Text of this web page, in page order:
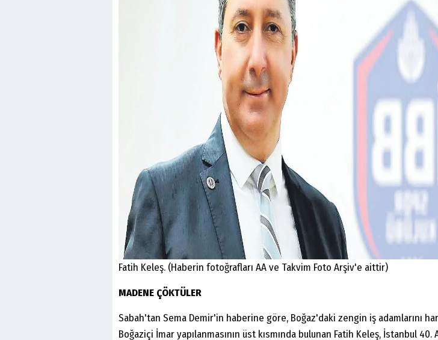
Fatih Keleş. (Haberin fotoğrafları AA ve Takvim Foto Arşiv'e aittir)
MADENE ÇÖKTÜLER
Sabah'tan Sema Demir'in haberine göre, Boğaz'daki zengin iş adamlarını
Boğaziçi İmar yapılanmasının üst kısmında bulunan Fatih Keleş, İstanbul 40.